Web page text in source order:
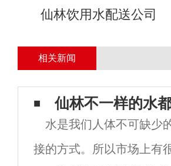
仙林饮用水配送公司
相关新闻
仙林不一样的水
水是我们人体不可缺少
接的方式。所以市场上有